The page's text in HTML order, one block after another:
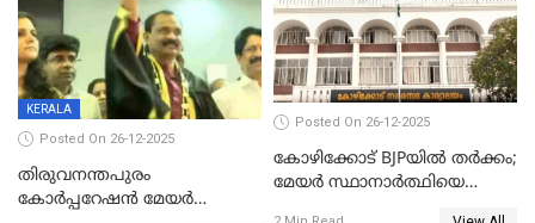
താഹിറിന് വിജയം
സത്യമിതാണ്
KERALA
Posted On 26-12-2025
തിരുവനന്തപുരം
കോര്‍പ്പറേഷന്‍ മേയര്‍
Posted On 26-12-2025
കോഴിക്കോട് BJPയിൽ തർക്കം;
മേയർ സ്ഥാനാർത്ഥിയെ